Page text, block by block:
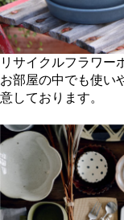
リサイクルフラワー
お部屋の中でも使い
意しております。